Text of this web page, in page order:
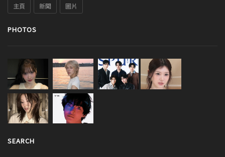
主頁 新聞 圖片
PHOTOS
SEARCH